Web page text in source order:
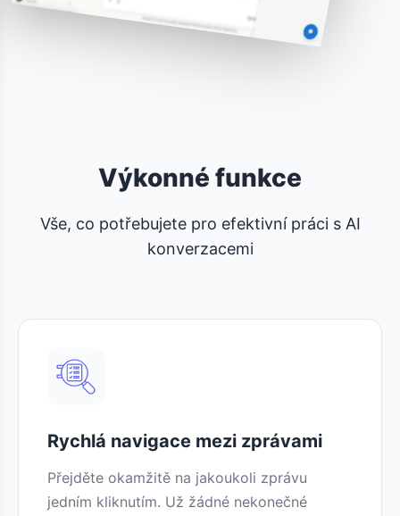
Výkonné funkce
Vše, co potřebujete pro efektivní práci s AI
konverzacemi
Rychlá navigace mezi zprávami
Přejděte okamžitě na jakoukoli zprávu
jedním kliknutím. Už žádné nekonečné